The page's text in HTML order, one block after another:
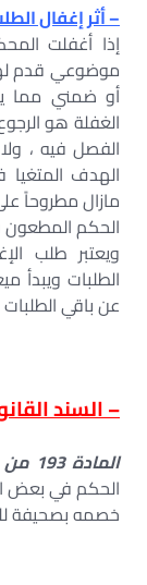
– أثر إغفال
إذا أغفلت
موضوعي قدم
أو ضمني مما
الغفلة هو
الفصل فيه ،
الهدف
مازال مطروحاً
الحكم المطعون
ويعتبر طلب
الطلبات ويبدأ
عن باقي
– السند
المادة 193 من قانون المرافعات:-
الحكم في بعض
خصمه بصحيفة